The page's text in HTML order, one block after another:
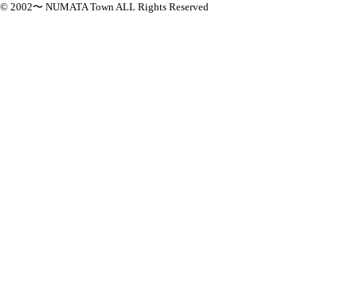
© 2002〜 NUMATA Town ALL Rights Reserved